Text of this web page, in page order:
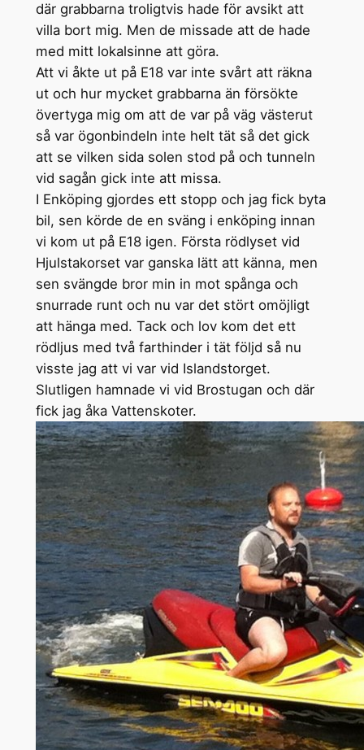
där grabbarna troligtvis hade för avsikt att
villa bort mig. Men de missade att de hade
med mitt lokalsinne att göra.
Att vi åkte ut på E18 var inte svårt att räkna
ut och hur mycket grabbarna än försökte
övertyga mig om att de var på väg västerut
så var ögonbindeln inte helt tät så det gick
att se vilken sida solen stod på och tunneln
vid sagån gick inte att missa.
I Enköping gjordes ett stopp och jag fick byta
bil, sen körde de en sväng i enköping innan
vi kom ut på E18 igen. Första rödlyset vid
Hjulstakorset var ganska lätt att känna, men
sen svängde bror min in mot spånga och
snurrade runt och nu var det stört omöjligt
att hänga med. Tack och lov kom det ett
rödljus med två farthinder i tät följd så nu
visste jag att vi var vid Islandstorget.
Slutligen hamnade vi vid Brostugan och där
fick jag åka Vattenskoter.